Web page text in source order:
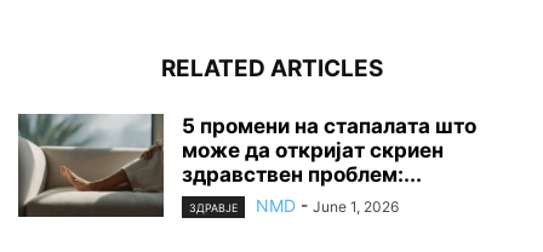
RELATED ARTICLES
5 промени на стапалата што
може да откријат скриен
здравствен проблем:...
ЗДРАВЈЕ NMD - June 1, 2026